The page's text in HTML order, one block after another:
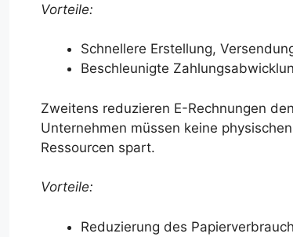
Vorteile:
Schnellere Erstellung,
Beschleunigte
Zweitens reduzieren E-Rechnungen
Unternehmen müssen keine
Ressourcen spart.
Vorteile:
Reduzierung des